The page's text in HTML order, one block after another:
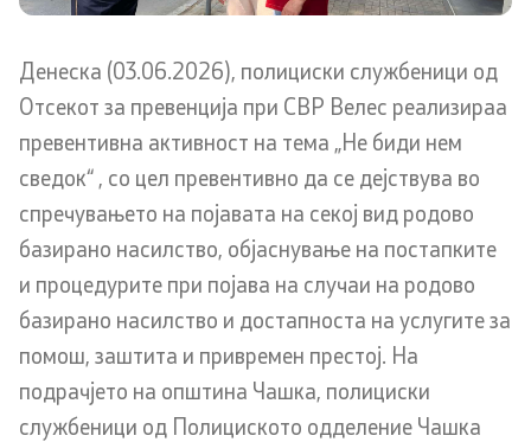
Полициска академија
Безбедност на класифицирани информации и
соработка со НАТО
Финансии
Општи и заеднички работи
Прекршоци
Сајбер безбедност
Денеска (03.06.2026), полициски службеници од
Отсекот за превенција при СВР Велес реализираа
превентивна активност на тема „Не биди нем
сведок“ , со цел превентивно да се дејствува во
спречувањето на појавата на секој вид родово
базирано насилство, објаснување на постапките
и процедурите при појава на случаи на родово
базирано насилство и достапноста на услугите за
помош, заштита и привремен престој. На
подрачјето на општина Чашка, полициски
службеници од Полициското одделение Чашка